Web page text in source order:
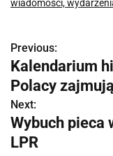
wiadomości,
N
a
w
i
Previous:
Kalendarium
Polacy
Next:
Wybuch pieca
LPR